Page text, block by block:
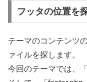
フッタの位置を
テーマのコンテンツ
ァイルを探します。
今回のテーマでは、